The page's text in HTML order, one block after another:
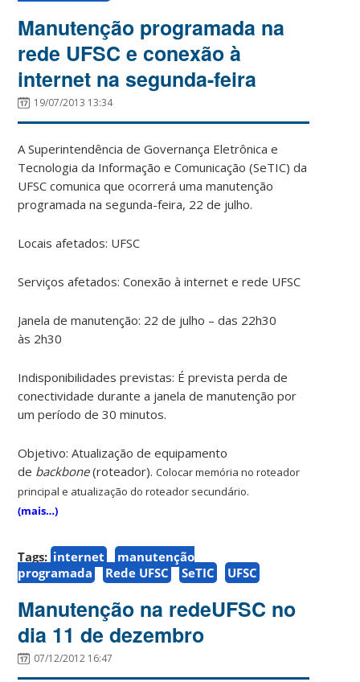
Manutenção programada na
rede UFSC e conexão à
internet na segunda-feira
19/07/2013 13:34
A Superintendência de Governança Eletrônica e
Tecnologia da Informação e Comunicação (SeTIC) da
UFSC comunica que ocorrerá uma manutenção
programada na segunda-feira, 22 de julho.
Locais afetados: UFSC
Serviços afetados: Conexão à internet e rede UFSC
Janela de manutenção: 22 de julho – das 22h30
às 2h30
Indisponibilidades previstas: É prevista perda de
conectividade durante a janela de manutenção por
um período de 30 minutos.
Objetivo: Atualização de equipamento
de backbone(roteador).Colocar memória no roteador
principal e atualização do roteador secundário.
(mais…)
Tags: internet
manutenção
programada
Rede UFSC SeTIC UFSC
Manutenção na redeUFSC no
dia 11 de dezembro
07/12/2012 16:47